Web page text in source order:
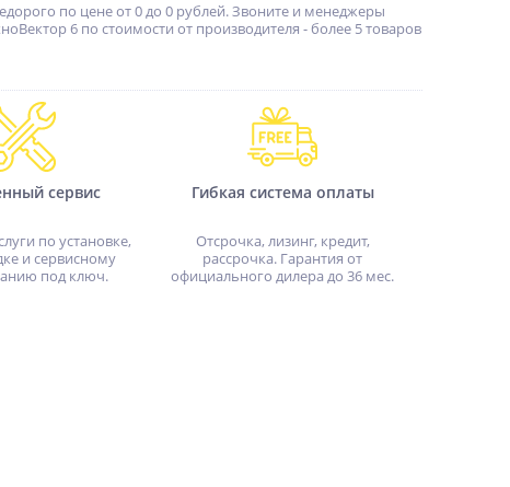
по цене от 0 до 0 рублей. Звоните и менеджеры
6 по стоимости от производителя - более 5 товаров
сервис
по установке,
и сервисному
под ключ.
Гибкая система оплаты
Отсрочка, лизинг, кредит,
рассрочка. Гарантия от
официального дилера до 36 мес.